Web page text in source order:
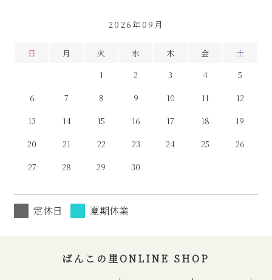
2026年09月
日 月 火 水 木 金
土
1
2 3 4
5
6
7 8 9 10 11
12
13
14 15 16 17 18
19
20
21 22 23 24 25
26
27
28 29 30
定休日 夏期休業
ばんこの里ONLINE SHOP